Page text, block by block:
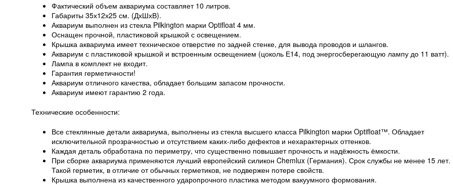
Фактический объем аквариума составляет 10 литров.
Габариты 35х12х25 см. (ДхШхВ).
Аквариум выполнен из стекла Pilkington марки Optifloat 4 мм.
Оснащен прочной, пластиковой крышкой с освещением.
Крышка аквариума имеет техническое отверстие по задней стенке, для вывода проводов и шлангов.
Аквариум с пластиковой крышкой и встроенным освещением (цоколь Е14, под энергосберегающую лампу до 11 ватт).
Лампа в комплект не входит.
Гарантия герметичности!
Аквариум отличного качества, обладает большим запасом прочности.
Аквариум имеют гарантию 2 года.
Технические особенности:
Все стеклянные детали аквариума, выполнены из стекла высшего класса Pilkington марки Optifloat™. Обладает
исключительной прозрачностью и отсутствием каких-либо дефектов и нехарактерных оттенков.
Каждая деталь обработана по периметру, что существенно повышает прочность и надёжность ёмкости.
При сборке аквариума применяются лучший европейский силикон Chemlux (Германия). Срок службы не менее 15 лет.
Такой герметик, в отличие от обычных герметиков, не подвержен потере свойств.
Крышка выполнена из качественного ударопрочного пластика методом вакуумного формования.